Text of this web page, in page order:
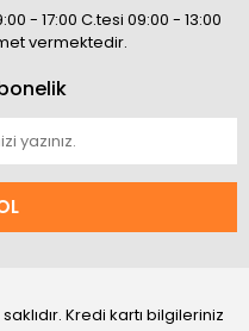
- 17:00 C.tesi 09:00 - 13:00
vermektedir.
Kredi kartı bilgileriniz